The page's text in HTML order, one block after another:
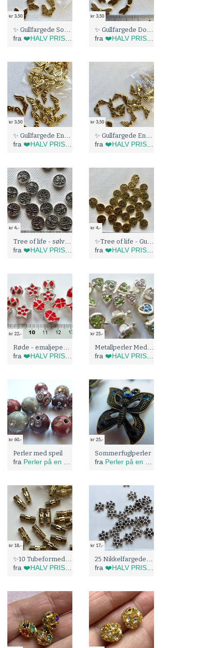
kr 3,50
fra ❤️HALV PRIS I BLÅBÆRTUA :)
kr 3,50
fra ❤️HALV PRIS I BLÅBÆRTUA :)
kr 3,50
fra ❤️HALV PRIS I BLÅBÆRTUA :)
kr 3,50
fra ❤️HALV PRIS I BLÅBÆRTUA :)
kr 4,-
fra ❤️HALV PRIS I BLÅBÆRTUA :)
kr 4,-
fra ❤️HALV PRIS I BLÅBÆRTUA :)
kr 22,-
fra ❤️HALV PRIS I BLÅBÆRTUA :)
kr 25,-
fra ❤️HALV PRIS I BLÅBÆRTUA :)
kr 60,-
Perler med speil
fra Perler på en snor
kr 25,-
Sommerfuglperler
fra Perler på en snor
kr 18,-
fra ❤️HALV PRIS I BLÅBÆRTUA :)
kr 17,-
fra ❤️HALV PRIS I BLÅBÆRTUA :)